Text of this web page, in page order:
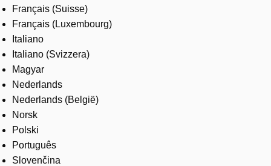
Français (Suisse)
Français (Luxembourg)
Italiano
Italiano (Svizzera)
Magyar
Nederlands
Nederlands (België)
Norsk
Polski
Português
Slovenčina